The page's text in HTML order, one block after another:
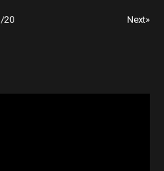
/20 Next»